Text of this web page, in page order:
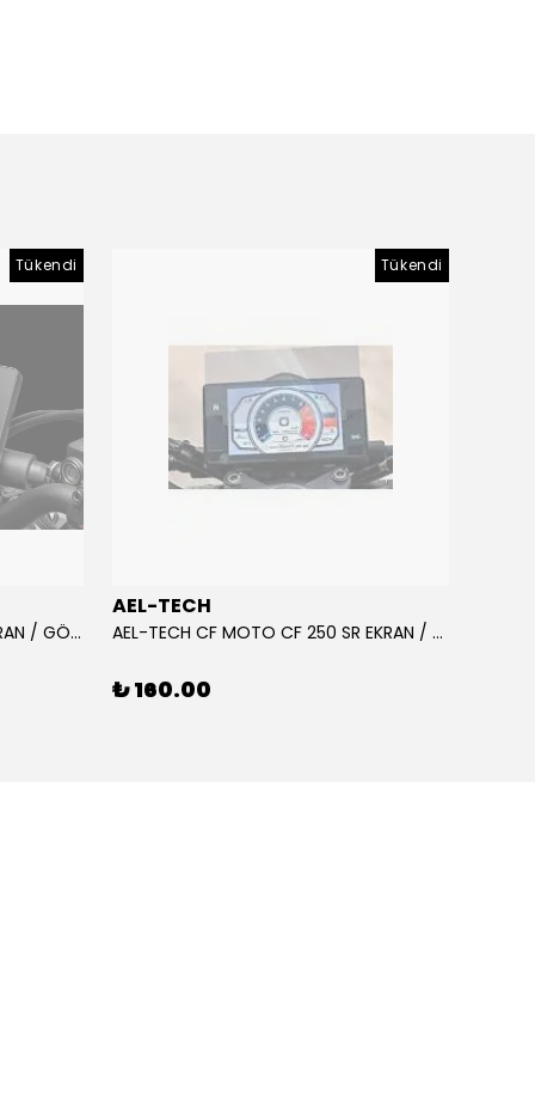
Tükendi
AEL-TECH CF MOTO CF 250 EKRAN / GÖSTERGE KORUYUCU 2020-2022
Tükendi
AEL-TECH
AEL-TECH CF MOTO CF 250 SR EKRAN / GÖSTERGE KORUYUCU 2023-2025
₺ 160.00